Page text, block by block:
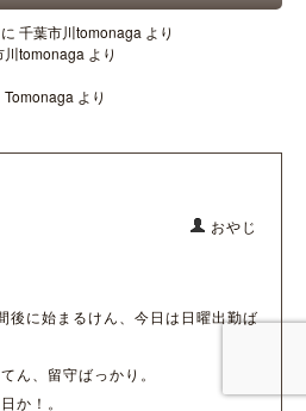
に 千葉市川tomonaga より
川tomonaga より
より
おやじ
後に始まるけん、今日は日曜出勤ば
ん、留守ばっかり。
か！。